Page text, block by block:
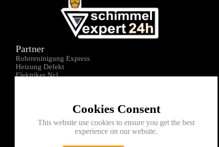
Cookies Consent
This website use cookies to ensure you get the best
experience on our website.
Partner
Rohrreninigung Express
Heizung Defekt
Elektriker Nr1
Kontakt